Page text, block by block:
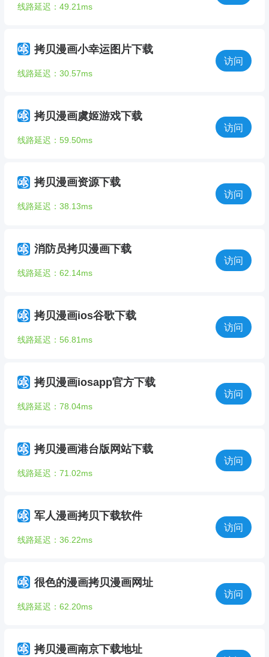
线路延迟：49.21ms
拷贝漫画小幸运图片下载
线路延迟：30.57ms
访问
拷贝漫画虞姬游戏下载
线路延迟：59.50ms
访问
拷贝漫画资源下载
线路延迟：38.13ms
访问
消防员拷贝漫画下载
线路延迟：62.14ms
访问
拷贝漫画ios谷歌下载
线路延迟：56.81ms
访问
拷贝漫画iosapp官方下载
线路延迟：78.04ms
访问
拷贝漫画港台版网站下载
线路延迟：71.02ms
访问
军人漫画拷贝下载软件
线路延迟：36.22ms
访问
很色的漫画拷贝漫画网址
线路延迟：62.20ms
访问
拷贝漫画南京下载地址